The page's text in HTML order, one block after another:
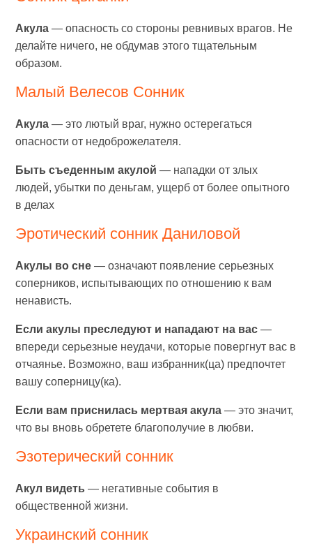
Акула — опасность со стороны ревнивых врагов. Не
делайте ничего, не обдумав этого тщательным
образом.
Малый Велесов Сонник
Акула — это лютый враг, нужно остерегаться
опасности от недоброжелателя.
Быть съеденным акулой — нападки от злых
людей, убытки по деньгам, ущерб от более опытного
в делах
Эротический сонник Даниловой
Акулы во сне — означают появление серьезных
соперников, испытывающих по отношению к вам
ненависть.
Если акулы преследуют и нападают на вас —
впереди серьезные неудачи, которые повергнут вас в
отчаянье. Возможно, ваш избранник(ца) предпочтет
вашу соперницу(ка).
Если вам приснилась мертвая акула — это значит,
что вы вновь обретете благополучие в любви.
Эзотерический сонник
Акул видеть — негативные события в
общественной жизни.
Украинский сонник